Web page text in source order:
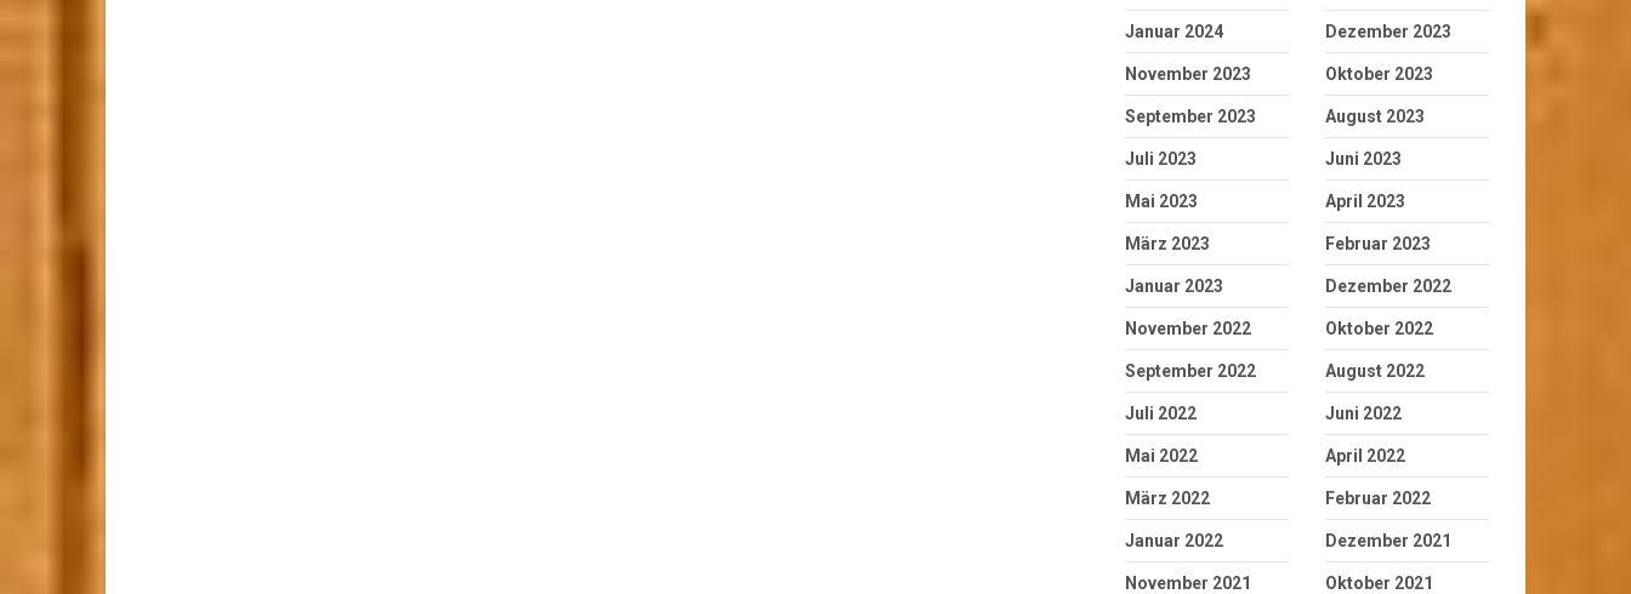
Januar 2024 Dezember 2023
November 2023 Oktober 2023
September 2023 August 2023
Juli 2023 Juni 2023
Mai 2023 April 2023
März 2023 Februar 2023
Januar 2023 Dezember 2022
November 2022 Oktober 2022
September 2022 August 2022
Juli 2022 Juni 2022
Mai 2022 April 2022
März 2022 Februar 2022
Januar 2022 Dezember 2021
November 2021 Oktober 2021